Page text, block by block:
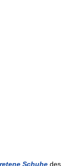
Schuhe des